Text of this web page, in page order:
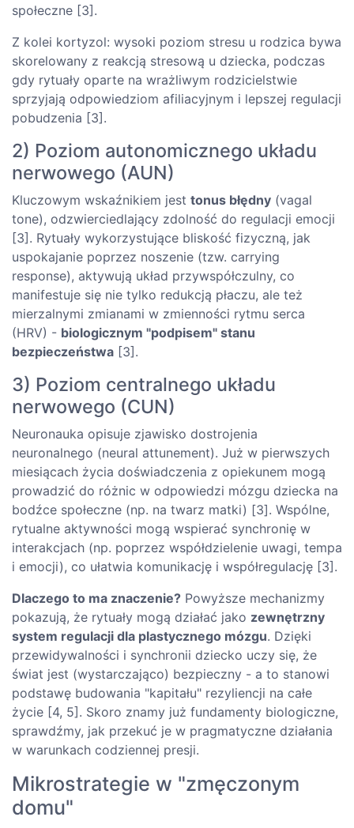
społeczne [3].
Z kolei kortyzol: wysoki poziom stresu u rodzica bywa
skorelowany z reakcją stresową u dziecka, podczas
gdy rytuały oparte na wrażliwym rodzicielstwie
sprzyjają odpowiedziom afiliacyjnym i lepszej regulacji
pobudzenia [3].
2) Poziom autonomicznego układu
nerwowego (AUN)
Kluczowym wskaźnikiem jest tonus błędny (vagal
tone), odzwierciedlający zdolność do regulacji emocji
[3]. Rytuały wykorzystujące bliskość fizyczną, jak
uspokajanie poprzez noszenie (tzw. carrying
response), aktywują układ przywspółczulny, co
manifestuje się nie tylko redukcją płaczu, ale też
mierzalnymi zmianami w zmienności rytmu serca
(HRV) - biologicznym "podpisem" stanu
bezpieczeństwa [3].
3) Poziom centralnego układu
nerwowego (CUN)
Neuronauka opisuje zjawisko dostrojenia
neuronalnego (neural attunement). Już w pierwszych
miesiącach życia doświadczenia z opiekunem mogą
prowadzić do różnic w odpowiedzi mózgu dziecka na
bodźce społeczne (np. na twarz matki) [3]. Wspólne,
rytualne aktywności mogą wspierać synchronię w
interakcjach (np. poprzez współdzielenie uwagi, tempa
i emocji), co ułatwia komunikację i współregulację [3].
Dlaczego to ma znaczenie? Powyższe mechanizmy
pokazują, że rytuały mogą działać jako zewnętrzny
system regulacji dla plastycznego mózgu. Dzięki
przewidywalności i synchronii dziecko uczy się, że
świat jest (wystarczająco) bezpieczny - a to stanowi
podstawę budowania "kapitału" rezyliencji na całe
życie [4, 5]. Skoro znamy już fundamenty biologiczne,
sprawdźmy, jak przekuć je w pragmatyczne działania
w warunkach codziennej presji.
Mikrostrategie w "zmęczonym
domu"